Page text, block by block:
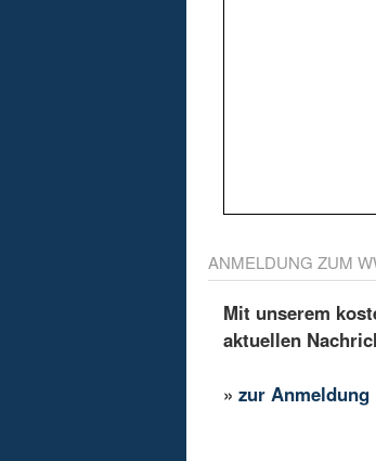
ANMELDUNG ZUM
Mit unserem
aktuellen
»zur Anmeldung